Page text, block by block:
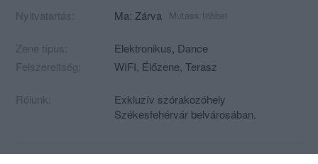
Nyitvatartás: Ma: Zárva Mutass többet
Zene típus:
Elektronikus, Dance
Felszereltség:
WIFI, Élőzene, Terasz
Rólunk:
Exkluzív szórakozóhely
Székesfehérvár belvárosában.